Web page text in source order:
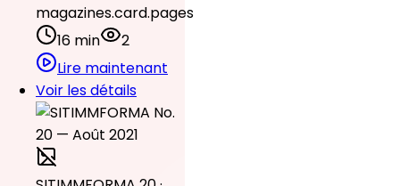
magazines.card.pages
16 min
2
Lire maintenant
Voir les détails